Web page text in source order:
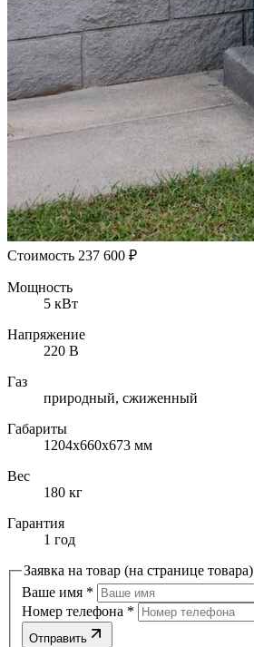
Стоимость 237 600 ₽
Мощность
5 кВт
Напряжение
220 В
Газ
природный, cжиженный
Габариты
1204х660х673 мм
Вес
180 кг
Гарантия
1 год
Заявка на товар (на странице товара)
Ваше имя *
Номер телефона *
Отправить